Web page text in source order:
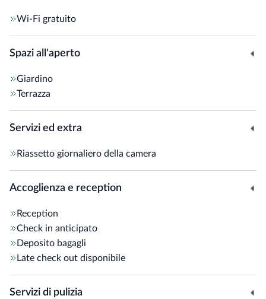
Wi-Fi gratuito
Spazi all'aperto
Giardino
Terrazza
Servizi ed extra
Riassetto giornaliero della camera
Accoglienza e reception
Reception
Check in anticipato
Deposito bagagli
Late check out disponibile
Servizi di pulizia